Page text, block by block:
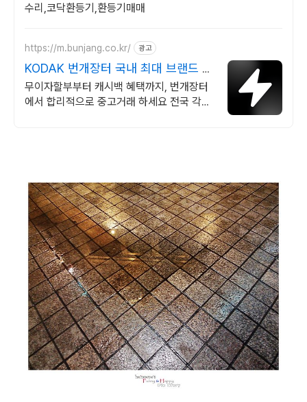
수리,코닥환등기,환등기매매
https://m.bunjang.co.kr/ 광고
KODAK 번개장터 국내 최대 브랜드 중
고거래
무이자할부부터 캐시백 혜택까지, 번개장터
에서 합리적으로 중고거래 하세요 전국 각지